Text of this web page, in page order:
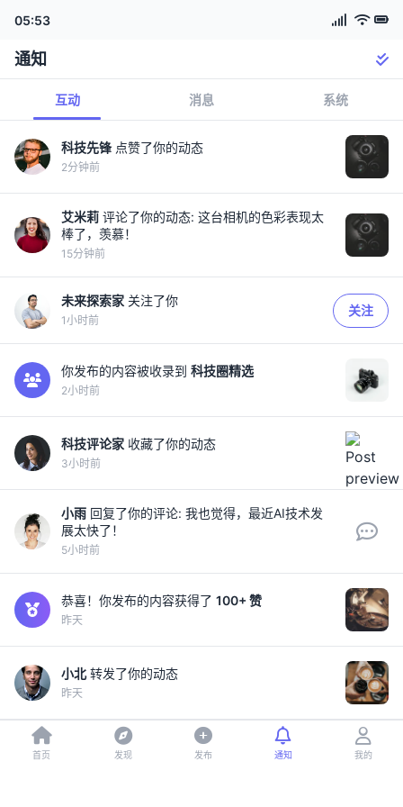
05:53
通知
互动 消息 系统
科技先锋点赞了你的动态
2分钟前
艾米莉 评论了你的动态: 这台相机的色彩表现太
棒了，羡慕！
15分钟前
未来探索家 关注了你
1小时前
关注
你发布的内容被收录到 科技圈精选
2小时前
科技评论家 收藏了你的动态
3小时前
小雨 回复了你的评论: 我也觉得，最近AI技术发
展太快了！
5小时前
恭喜！你发布的内容获得了 100+ 赞
昨天
小北转发了你的动态
昨天
首页 发现 发布 通知 我的